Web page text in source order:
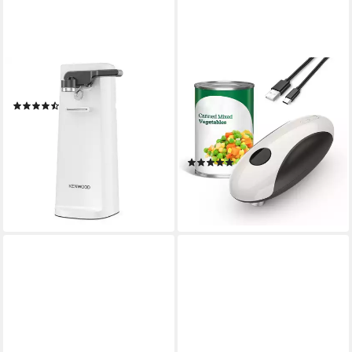
KENWOOD
Dosenöffner CAP80.000WH
(2)
Elektrischer Dosenöffner
Elektrischer Dosenöffner,
Automatischer One Touch
Dosenöffner Kabellos
(3)
29,99 € UVP 36,99 €
lieferbar - in 3-4 Werktagen bei dir